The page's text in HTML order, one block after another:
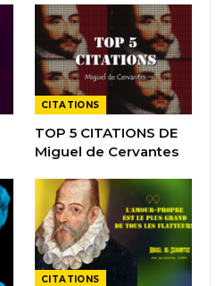
CITATIONS
TOP 5 CITATIONS DE
Miguel de Cervantes
CITATIONS